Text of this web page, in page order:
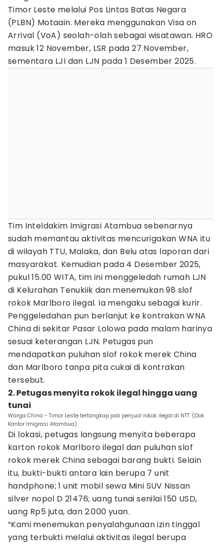
Timor Leste melalui Pos Lintas Batas Negara
(PLBN) Motaain. Mereka menggunakan Visa on
Arrival (VoA) seolah-olah sebagai wisatawan. HRO
masuk 12 November, LSR pada 27 November,
sementara LJI dan LJN pada 1 Desember 2025.
Tim Inteldakim Imigrasi Atambua sebenarnya
sudah memantau aktivitas mencurigakan WNA itu
di wilayah TTU, Malaka, dan Belu atas laporan dari
masyarakat. Kemudian pada 4 Desember 2025,
pukul 15.00 WITA, tim ini menggeledah rumah LJN
di Kelurahan Tenukiik dan menemukan 98 slof
rokok Marlboro ilegal. Ia mengaku sebagai kurir.
Penggeledahan pun berlanjut ke kontrakan WNA
China di sekitar Pasar Lolowa pada malam harinya
sesuai keterangan LJN. Petugas pun
mendapatkan puluhan slof rokok merek China
dan Marlboro tanpa pita cukai di kontrakan
tersebut.
2. Petugas menyita rokok ilegal hingga uang
tunai
Warga China - Timor Leste tertangkap jadi penjual rokok ilegal di NTT. (Dok
Kantor Imigrasi Atambua)
Di lokasi, petugas langsung menyita beberapa
karton rokok Marlboro ilegal dan puluhan slof
rokok merek China sebagai barang bukti. Selain
itu, bukti-bukti antara lain berupa 7 unit
handphone; 1 unit mobil sewa Mini SUV Nissan
silver nopol D 21476; uang tunai senilai 150 USD,
uang Rp5 juta, dan 2.000 yuan.
“Kami menemukan penyalahgunaan izin tinggal
yang terbukti melalui aktivitas ilegal berupa